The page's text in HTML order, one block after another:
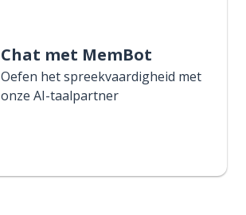
Chat met MemBot
Oefen het spreekvaardigheid met
onze AI-taalpartner